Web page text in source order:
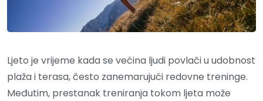
Ljeto je vrijeme kada se većina ljudi povlači u udobnost
plaža i terasa, često zanemarujući redovne treninge.
Međutim, prestanak treniranja tokom ljeta može